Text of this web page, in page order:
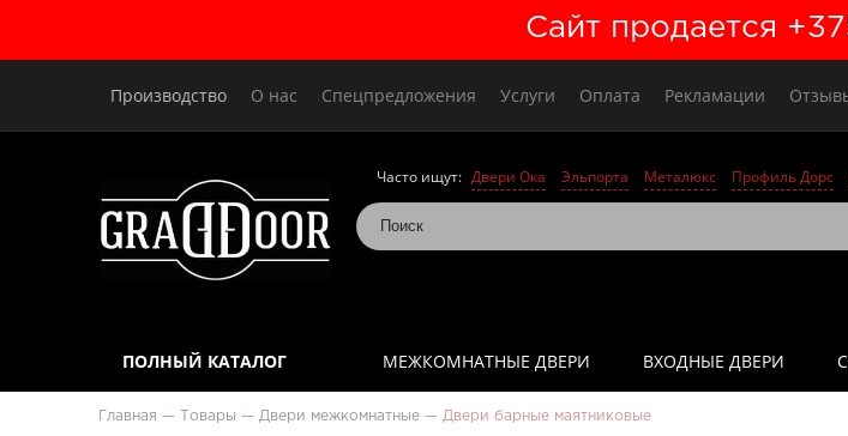
Сайт продается
Производство О нас Спецпредложения Услуги Оплата Рекламации
Часто ищут: Двери Ока Эльпорта Металюкс Профиль Дорс
ПОЛНЫЙ КАТАЛОГ МЕЖКОМНАТНЫЕ ДВЕРИ ВХОДНЫЕ ДВЕРИ
Главная — Товары — Двери межкомнатные — Двери барные маятниковые